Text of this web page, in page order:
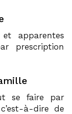
apparentes
prescription
se faire par
à-dire de